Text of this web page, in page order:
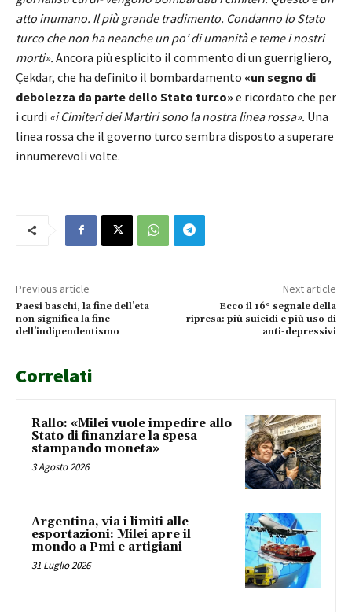
atto inumano. Il più grande tradimento. Condanno lo Stato
turco che non ha neanche un po’ di umanità e teme i nostri
morti». Ancora più esplicito il commento di un guerrigliero,
Çekdar, che ha definito il bombardamento «un segno di
debolezza da parte dello Stato turco» e ricordato che per
i curdi «i Cimiteri dei Martiri sono la nostra linea rossa». Una
linea rossa che il governo turco sembra disposto a superare
innumerevoli volte.
Previous article
Paesi baschi, la fine dell’eta
non significa la fine
dell’indipendentismo
Next article
Ecco il 16° segnale della
ripresa: più suicidi e più uso di
anti-depressivi
Correlati
Rallo: «Milei vuole impedire allo
Stato di finanziare la spesa
stampando moneta»
3 Agosto 2026
Argentina, via i limiti alle
esportazioni: Milei apre il
mondo a Pmi e artigiani
31 Luglio 2026